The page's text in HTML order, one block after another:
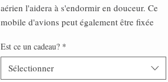
aérien l'aidera à s'endormir en douceur. Ce
mobile d'avions peut également être fixée
l'amusera lors de son changement.
Ce mobile pour chambre d'enfant est une
idée jolie et simple pour un cadeau de
Est ce un cadeau? *
Sélectionner